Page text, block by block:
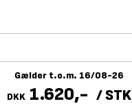
Gælder t.o.m. 16/08-26
DKK 1.620,- /STK